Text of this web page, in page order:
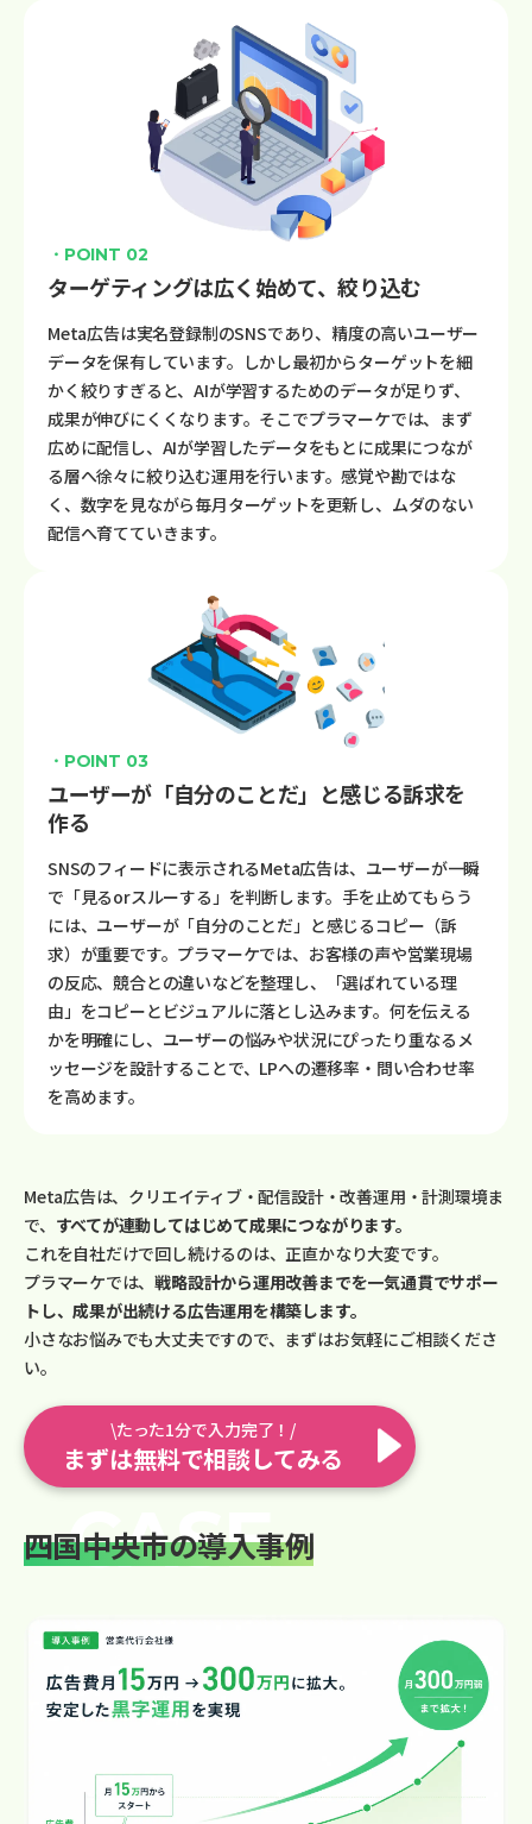
・POINT 02
ターゲティングは広く始めて、絞り込む
Meta広告は実名登録制のSNSであり、精度の高いユーザー
データを保有しています。しかし最初からターゲットを細
かく絞りすぎると、AIが学習するためのデータが足りず、
成果が伸びにくくなります。そこでプラマーケでは、まず
広めに配信し、AIが学習したデータをもとに成果につなが
る層へ徐々に絞り込む運用を行います。感覚や勘ではな
く、数字を見ながら毎月ターゲットを更新し、ムダのない
配信へ育てていきます。
・POINT 03
ユーザーが「自分のことだ」と感じる訴求を
作る
SNSのフィードに表示されるMeta広告は、ユーザーが一瞬
で「見るorスルーする」を判断します。手を止めてもらう
には、ユーザーが「自分のことだ」と感じるコピー（訴
求）が重要です。プラマーケでは、お客様の声や営業現場
の反応、競合との違いなどを整理し、「選ばれている理
由」をコピーとビジュアルに落とし込みます。何を伝える
かを明確にし、ユーザーの悩みや状況にぴったり重なるメ
ッセージを設計することで、LPへの遷移率・問い合わせ率
を高めます。
Meta広告は、クリエイティブ・配信設計・改善運用・計測環境ま
で、 すべてが連動してはじめて成果につながります。
これを自社だけで回し続けるのは、正直かなり大変です。
プラマーケでは、戦略設計から運用改善までを一気通貫でサポー
トし、成果が出続ける広告運用を構築します。
小さなお悩みでも大丈夫ですので、まずはお気軽にご相談くださ
い。
\たった1分で入力完了！/
まずは無料で相談してみる
四国中央市の導入事例